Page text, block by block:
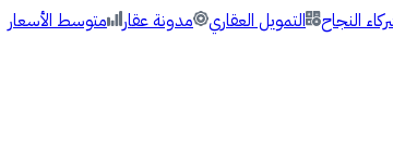
النجاح التمويل العقاري مدونة عقار متوسط الأسعار